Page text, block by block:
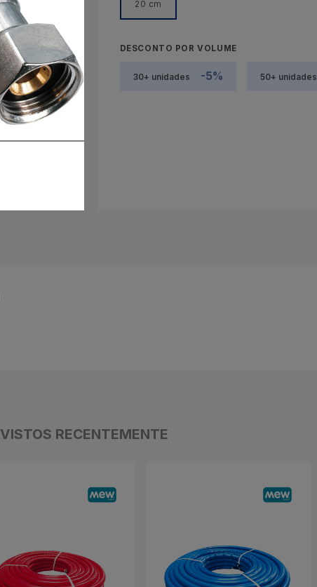
20 cm
DESCONTO POR VOLUME
30+ unidades -5% 50+ unidades
VISTOS RECENTEMENTE